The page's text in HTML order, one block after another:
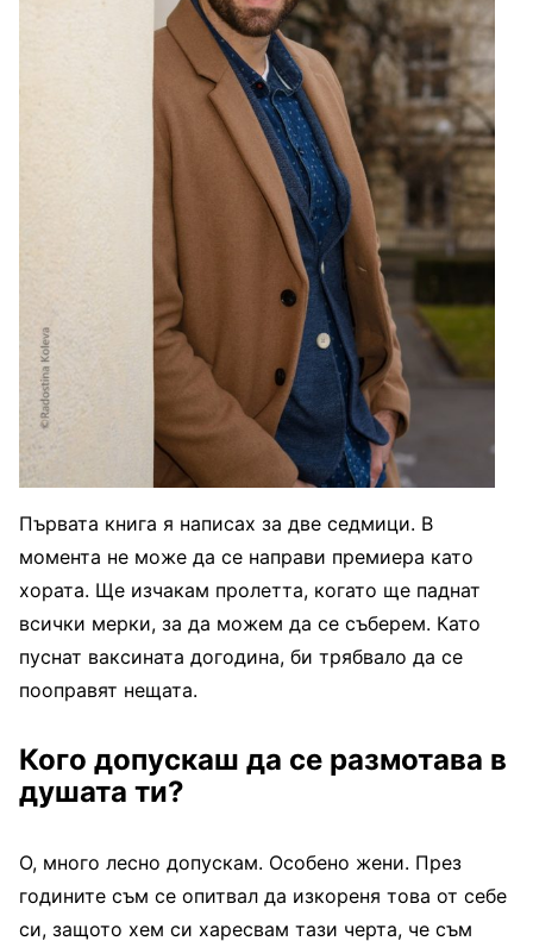
Първата книга я написах за две седмици. В
момента не може да се направи премиера като
хората. Ще изчакам пролетта, когато ще паднат
всички мерки, за да можем да се съберем. Като
пуснат ваксината догодина, би трябвало да се
пооправят нещата.
Кого допускаш да се размотава в
душата ти?
О, много лесно допускам. Особено жени. През
годините съм се опитвал да изкореня това от себе
си, защото хем си харесвам тази черта, че съм